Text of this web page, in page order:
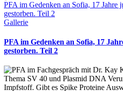
PFA im Gedenken an Sofia, 17 Jahre
gestorben. Teil 2
Gallerie
PFA im Gedenken an Sofia, 17
gestorben. Teil 2